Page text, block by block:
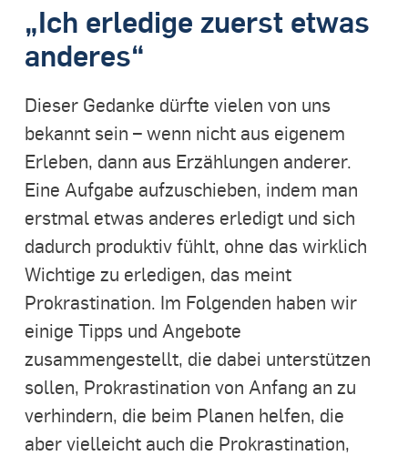
„Ich erledige zuerst etwas
anderes“
Dieser Gedanke dürfte vielen von uns
bekannt sein – wenn nicht aus eigenem
Erleben, dann aus Erzählungen anderer.
Eine Aufgabe aufzuschieben, indem man
erstmal etwas anderes erledigt und sich
dadurch produktiv fühlt, ohne das wirklich
Wichtige zu erledigen, das meint
Prokrastination. Im Folgenden haben wir
einige Tipps und Angebote
zusammengestellt, die dabei unterstützen
sollen, Prokrastination von Anfang an zu
verhindern, die beim Planen helfen, die
aber vielleicht auch die Prokrastination,